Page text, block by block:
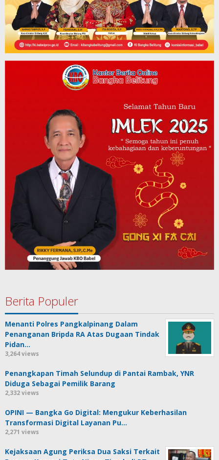
Berita Populer
Menanti Polres Pangkalpinang Dalam
Penanganan Bripda RA Atas Dugaan Tindak
Pidan…
3,264 views
Penangkapan Timah Selundup di Pantai Rambak, YNR
Diduga Sebagai Pemilik Barang
2,332 views
OPINI — Bangka Go Digital: Mengukur Keberhasilan
Transformasi Digital Layanan Pu…
2,271 views
Kejaksaan Agung Periksa Dua Saksi Terkait